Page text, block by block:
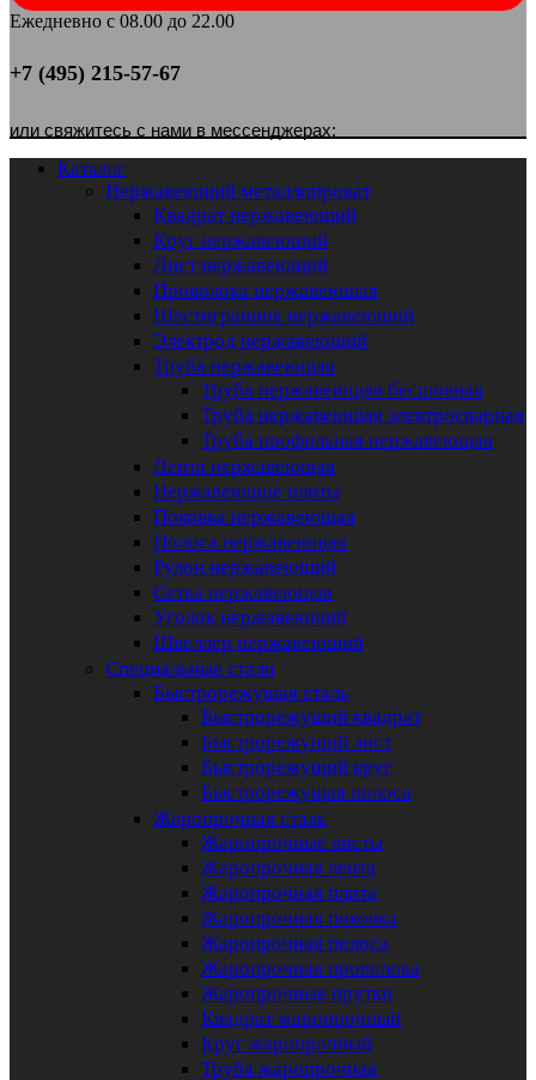
Ежедневно с 08.00 до 22.00
+7 (495) 215-57-67
или свяжитесь с нами в мессенджерах:
Каталог
Нержавеющий металлопрокат
Квадрат нержавеющий
Круг нержавеющий
Лист нержавеющий
Проволока нержавеющая
Шестигранник нержавеющий
Электрод нержавеющий
Труба нержавеющая
Труба нержавеющая бесшовная
Труба нержавеющая электросварная
Труба профильная нержавеющая
Лента нержавеющая
Нержавеющие плиты
Поковка нержавеющая
Полоса нержавеющая
Рулон нержавеющий
Сетка нержавеющая
Уголок нержавеющий
Швеллер нержавеющий
Специальные стали
Быстрорежущая сталь
Быстрорежущий квадрат
Быстрорежущий лист
Быстрорежущий круг
Быстрорежущая полоса
Жаропрочная сталь
Жаропрочные листы
Жаропрочная лента
Жаропрочная плита
Жаропрочная поковка
Жаропрочная полоса
Жаропрочная проволока
Жаропрочные прутки
Квадрат жаропрочный
Круг жаропрочный
Труба жаропрочная